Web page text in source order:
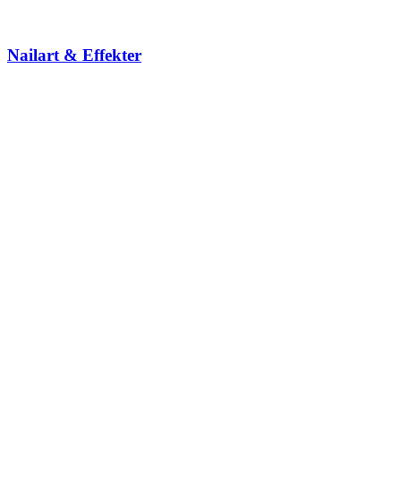
Nailart & Effekter